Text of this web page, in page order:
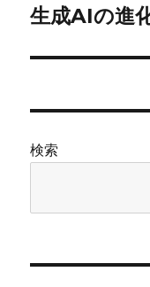
ゲ
ー
ン
次
投
生成AIの進
検索